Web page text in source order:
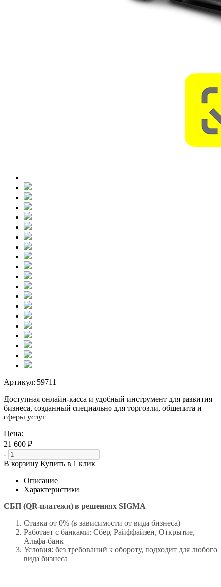
Артикул: 59711
Доступная онлайн-касса и удобный инструмент для развития
бизнеса, созданный специально для торговли, общепита и
сферы услуг.
Цена:
21 600 ₽
-
+
В корзину Купить в 1 клик
Описание
Характеристики
СБП (QR-платежи) в решениях SIGMA
Ставка от 0% (в зависимости от вида бизнеса)
Работает с банками: Сбер, Райффайзен, Открытие,
Альфа-банк
Условия: без требований к обороту, подходит для любого
вида бизнеса